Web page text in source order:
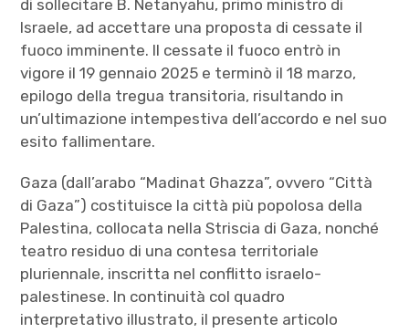
di sollecitare B. Netanyahu, primo ministro di
Israele, ad accettare una proposta di cessate il
fuoco imminente. Il cessate il fuoco entrò in
vigore il 19 gennaio 2025 e terminò il 18 marzo,
epilogo della tregua transitoria, risultando in
un’ultimazione intempestiva dell’accordo e nel suo
esito fallimentare.
Gaza (dall’arabo “Madinat Ghazza”, ovvero “Città
di Gaza”) costituisce la città più popolosa della
Palestina, collocata nella Striscia di Gaza, nonché
teatro residuo di una contesa territoriale
pluriennale, inscritta nel conflitto israelo-
palestinese. In continuità col quadro
interpretativo illustrato, il presente articolo